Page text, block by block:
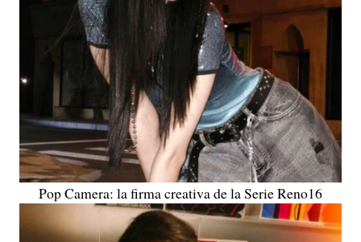
Pop Camera: la firma creativa de la Serie Reno16